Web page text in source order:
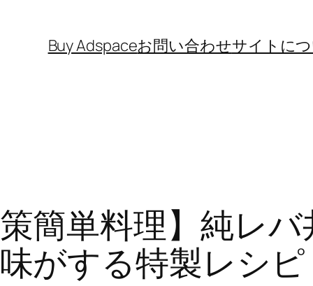
Buy Adspaceお問い合わせサイトに
策簡単料理】純レ
がする特製レシピ